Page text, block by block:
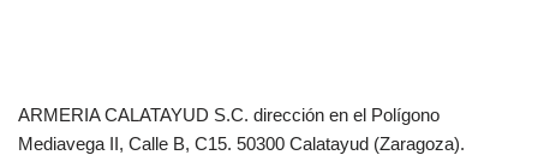
ARMERIA CALATAYUD S.C. dirección en el Polígono
Mediavega II, Calle B, C15. 50300 Calatayud (Zaragoza).